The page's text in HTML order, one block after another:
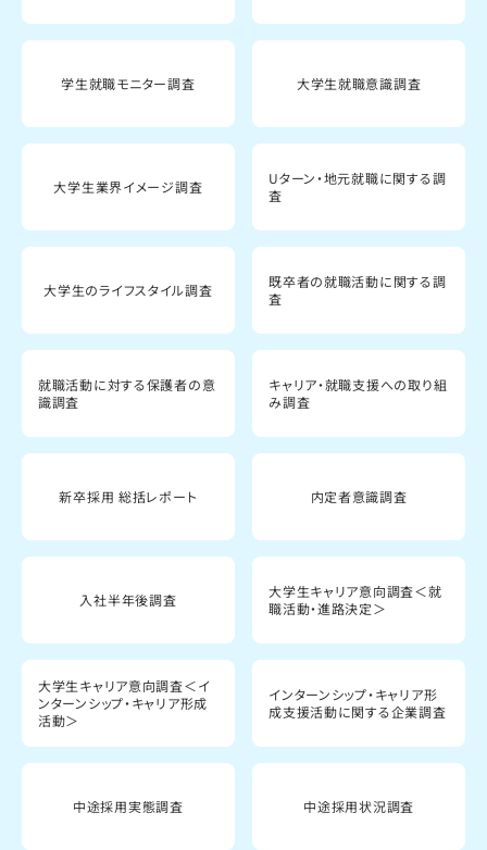
学生就職モニター調査 大学生就職意識調査
大学生業界イメージ調査
Uターン・地元就職に関する調
査
大学生のライフスタイル調査
既卒者の就職活動に関する調
査
就職活動に対する保護者の意
識調査
キャリア・就職支援への取り組
み調査
新卒採用 総括レポート 内定者意識調査
入社半年後調査
大学生キャリア意向調査＜就
職活動・進路決定＞
大学生キャリア意向調査＜イ
ンターンシップ・キャリア形成
活動＞
インターンシップ・キャリア形
成支援活動に関する企業調査
中途採用実態調査 中途採用状況調査